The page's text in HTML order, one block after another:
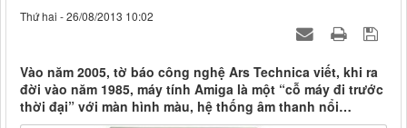
Thứ hai - 26/08/2013 10:02
Vào năm 2005, tờ báo công nghệ Ars Technica viết, khi ra
đời vào năm 1985, máy tính Amiga là một “cỗ máy đi trước
thời đại” với màn hình màu, hệ thống âm thanh nổi…